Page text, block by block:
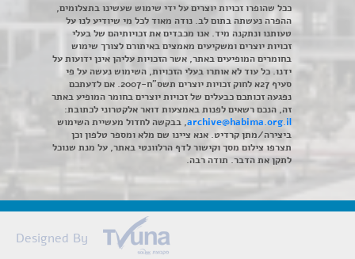
ככל שהופרו זכויות יוצרים על ידי שימוש שעשינו בתצלומים,
ההפרה נעשתה בתום לב. נודה מאוד לכל מי שיודיע לנו על
טעותנו ונתקנה מיד. אנו מכבדים את זכויותיהם של בעלי
זכויות יוצרים ומשקיעים מאמצים באיתורם לצורך שימוש
בחומרים המופיעים באתר, אשר הזכויות עליהן אינן ידועות על
ידנו. כל עוד לא אותרו בעלי הזכויות, השימוש נעשה על פי
סעיף 27א לחוק זכויות יוצרים תשס"ח-2007. אם לדעתכם
נפגעה זכותכם כבעלים של זכויות יוצרים בחומר המופיע באתר
זה, הנכם רשאים לפנות באמצעות דואר אלקטרוני לכתובת:
archive@habima.org.il, בבקשה לחדול מעשיית השימוש
ביצירה/מתן קרדיט. אנא ציינו שם מלא ומספר טלפון וכן
תצרפו צילום מסך וקישור לדף הרלוונטי באתר, על מנת שנוכל
לתקן את הדבר. תודה רבה.
Designed By